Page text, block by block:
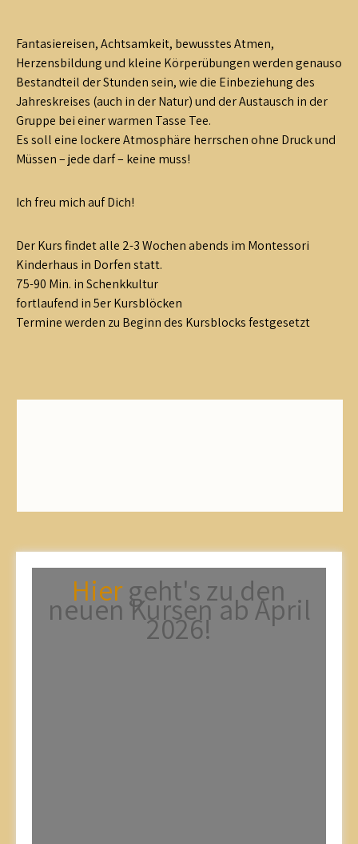
Fantasiereisen, Achtsamkeit, bewusstes Atmen,
Herzensbildung und kleine Körperübungen werden genauso
Bestandteil der Stunden sein, wie die Einbeziehung des
Jahreskreises (auch in der Natur) und der Austausch in der
Gruppe bei einer warmen Tasse Tee.
Es soll eine lockere Atmosphäre herrschen ohne Druck und
Müssen – jede darf – keine muss!
Ich freu mich auf Dich!
Der Kurs findet alle 2-3 Wochen abends im Montessori
Kinderhaus in Dorfen statt.
75-90 Min. in Schenkkultur
fortlaufend in 5er Kursblöcken
Termine werden zu Beginn des Kursblocks festgesetzt
Hiergeht's zu den
neuen Kursen ab April
2026!